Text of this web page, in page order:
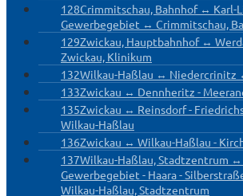
128Crimmitschau, Bahnhof ↔ Karl-
Gewerbegebiet ↔ Crimmitschau,
129Zwickau, Hauptbahnhof ↔
Zwickau, Klinikum
132Wilkau-Haßlau ↔ Niedercrinitz
133Zwickau ↔ Dennheritz -
135Zwickau ↔ Reinsdorf -
Wilkau-Haßlau
136Zwickau ↔ Wilkau-Haßlau -
137Wilkau-Haßlau, Stadtzentrum ↔
Gewerbegebiet - Haara -
Wilkau-Haßlau, Stadtzentrum